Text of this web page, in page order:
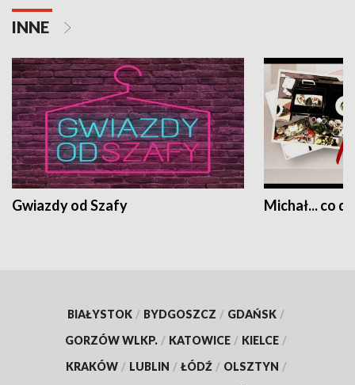
INNE
Gwiazdy od Szafy Michał... co
BIAŁYSTOK / BYDGOSZCZ / GDAŃSK /
GORZÓW WLKP. / KATOWICE / KIELCE /
KRAKÓW / LUBLIN / ŁÓDŹ / OLSZTYN /